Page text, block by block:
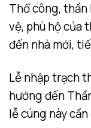
Thổ công, thần
vệ, phù hộ của
đến nhà mới,
Lễ nhập trạch
hướng đến
lễ cúng này